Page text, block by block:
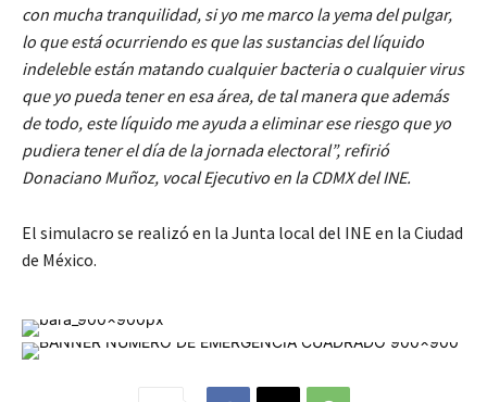
con mucha tranquilidad, si yo me marco la yema del pulgar,
lo que está ocurriendo es que las sustancias del líquido
indeleble están matando cualquier bacteria o cualquier virus
que yo pueda tener en esa área, de tal manera que además
de todo, este líquido me ayuda a eliminar ese riesgo que yo
pudiera tener el día de la jornada electoral”, refirió
Donaciano Muñoz, vocal Ejecutivo en la CDMX del INE.
El simulacro se realizó en la Junta local del INE en la Ciudad
de México.